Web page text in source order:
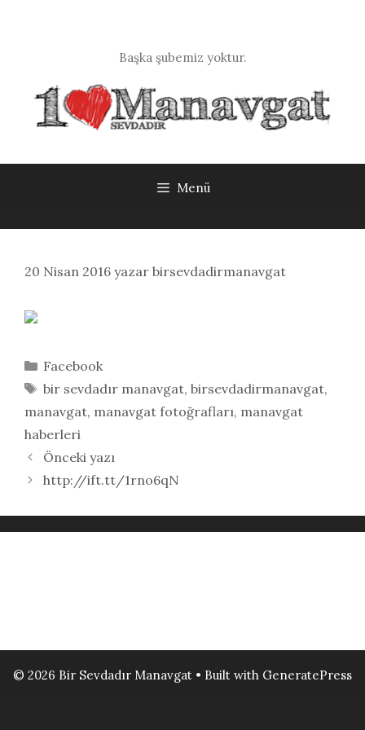
Başka şubemiz yoktur.
Menü
20 Nisan 2016 yazar birsevdadirmanavgat
Kategoriler
Facebook
Etiketler
bir sevdadır manavgat, birsevdadirmanavgat,
manavgat, manavgat fotoğrafları, manavgat
haberleri
Önceki yazı
http://ift.tt/1rno6qN
© 2026 Bir Sevdadır Manavgat • Built with GeneratePress